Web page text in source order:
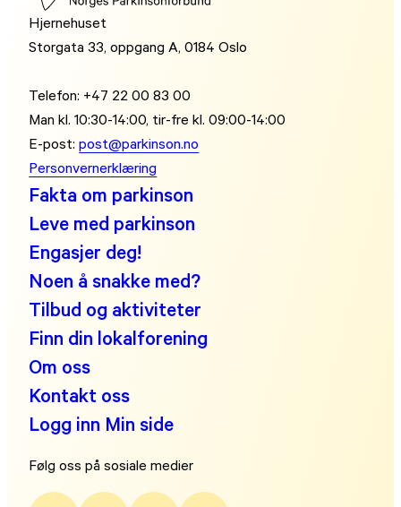
Hjernehuset
Storgata 33, oppgang A, 0184 Oslo
Telefon: +47 22 00 83 00
Man kl. 10:30-14:00, tir-fre kl. 09:00-14:00
E-post:post@parkinson.no
Personvernerklæring
Fakta om parkinson
Leve med parkinson
Engasjer deg!
Noen å snakke med?
Tilbud og aktiviteter
Finn din lokalforening
Om oss
Kontakt oss
Logg inn Min side
Følg oss på sosiale medier